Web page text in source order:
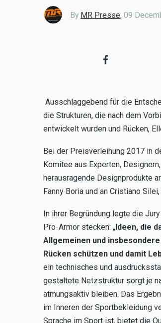
By MR Presse, 09
Ausschlaggebend für die
die Strukturen, die nach dem
entwickelt wurden und Rücken,
Bei der Preisverleihung 2017 in
Komitee aus Experten,
herausragende Designprodukte
Fanny Boria und an Cristiano
In ihrer Begründung legte die
Pro-Armor stecken: „ Ideen, die
Allgemeinen und
Rücken schützen und damit
ein technisches und
gestaltete Netzstruktur sorgt je
atmungsaktiv bleiben. Das
im Inneren der Sportbekleidung
Sprache im Sport ist, bietet die